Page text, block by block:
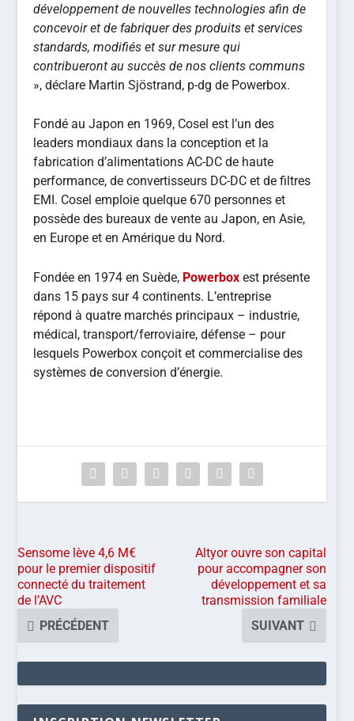
développement de nouvelles technologies afin de
concevoir et de fabriquer des produits et services
standards, modifiés et sur mesure qui
contribueront au succès de nos clients communs
», déclare Martin Sjöstrand, p-dg de Powerbox.
Fondé au Japon en 1969, Cosel est l’un des
leaders mondiaux dans la conception et la
fabrication d’alimentations AC-DC de haute
performance, de convertisseurs DC-DC et de filtres
EMI. Cosel emploie quelque 670 personnes et
possède des bureaux de vente au Japon, en Asie,
en Europe et en Amérique du Nord.
Fondée en 1974 en Suède, Powerbox est présente
dans 15 pays sur 4 continents. L’entreprise
répond à quatre marchés principaux – industrie,
médical, transport/ferroviaire, défense – pour
lesquels Powerbox conçoit et commercialise des
systèmes de conversion d’énergie.
Sensome lève 4,6 M€
pour le premier dispositif
connecté du traitement
de l’AVC
PRÉCÉDENT
Altyor ouvre son capital
pour accompagner son
développement et sa
transmission familiale
SUIVANT